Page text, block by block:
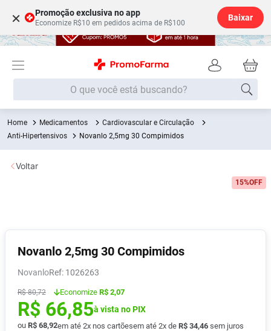
× Promoção exclusiva no app
Economize R$10 em pedidos acima de R$100
Baixar
O que você está buscando?
Medicamentos
Cardiovascular e Circulação
Anti-Hipertensivos
Novanlo 2,5mg 30 Compimidos
15%OFF
Novanlo 2,5mg 30 Compimidos
Novanlo : 1026263
R$ 80,72 Economize R$ 2,07
R$ 66,85à vista no PIX
ou R$ 68,92em até 2x nos cartõesem até 2x de R$ 34,46 sem juros
Voltar
Termos mais buscados
1º Fralda
2
5º Fralda G
6º Shampoo
9 Lavitan
10º Vitamina D